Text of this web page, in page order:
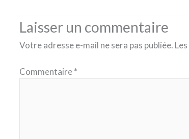
Laisser un commentaire
Votre adresse e-mail ne sera pas publiée.
Commentaire*